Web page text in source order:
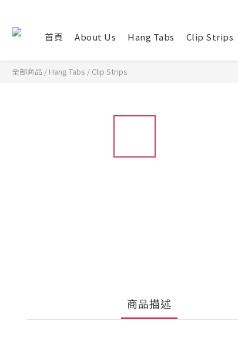
首頁 About Us Hang Tabs Clip Strips
全部商品 / Hang Tabs / Clip Strips
商品描述